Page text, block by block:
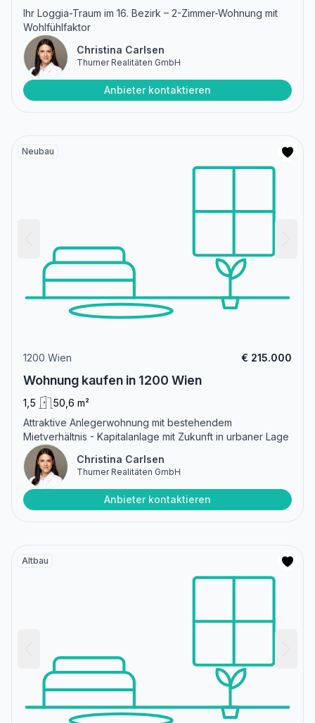
Ihr Loggia-Traum im 16. Bezirk – 2-Zimmer-Wohnung mit
Wohlfühlfaktor
Christina Carlsen
Thurner Realitäten GmbH
Anbieter kontaktieren
Neubau
1200 Wien € 215.000
Wohnung kaufen in 1200 Wien
1,5
50,6 m²
Attraktive Anlegerwohnung mit bestehendem
Mietverhältnis - Kapitalanlage mit Zukunft in urbaner Lage
Christina Carlsen
Thurner Realitäten GmbH
Anbieter kontaktieren
Altbau